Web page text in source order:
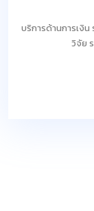
บริการด้านการเงิ
วิจัย